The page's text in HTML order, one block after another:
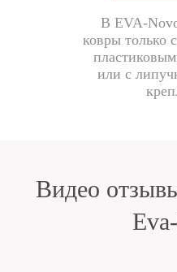
В EVA-
ковры только
или с
Видео